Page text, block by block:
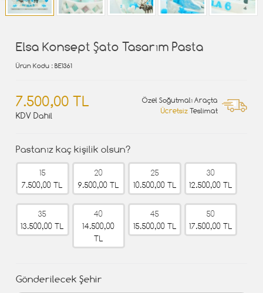
Elsa Konsept Şato Tasarım Pasta
Ürün Kodu : BE1361
7.500,00 TL
KDV Dahil
Özel Soğutmalı Araçta
Ücretsiz Teslimat
Pastanız kaç kişilik olsun?
15
7.500,00 TL
20
9.500,00 TL
25
10.500,00 TL
30
12.500,00 TL
35
13.500,00 TL
40
14.500,00
TL
45
15.500,00 TL
50
17.500,00 TL
Gönderilecek Şehir